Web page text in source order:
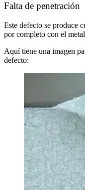
Falta de penetración
Este defecto se produce
por completo con el
Aquí tiene una imagen
defecto: